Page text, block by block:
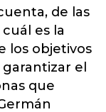
de las
es la
los objetivos
el
que